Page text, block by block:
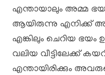
എന്തായാലും അമ്മ
ആയിരുന്നു എനിക്ക്
എങ്കിലും ചെറിയ ഭയം
വലിയ വീട്ടിലേക്ക്
എന്തായിരിക്കും